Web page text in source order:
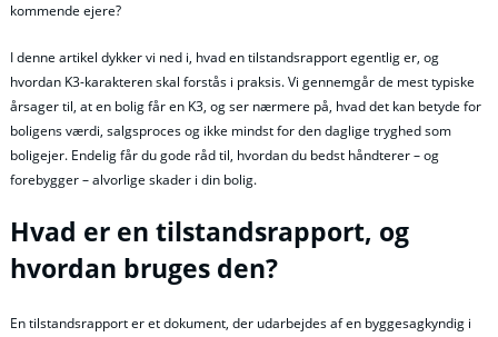
kommende ejere?
I denne artikel dykker vi ned i, hvad en tilstandsrapport egentlig er, og
hvordan K3-karakteren skal forstås i praksis. Vi gennemgår de mest typiske
årsager til, at en bolig får en K3, og ser nærmere på, hvad det kan betyde for
boligens værdi, salgsproces og ikke mindst for den daglige tryghed som
boligejer. Endelig får du gode råd til, hvordan du bedst håndterer – og
forebygger – alvorlige skader i din bolig.
Hvad er en tilstandsrapport, og
hvordan bruges den?
En tilstandsrapport er et dokument, der udarbejdes af en byggesagkyndig i